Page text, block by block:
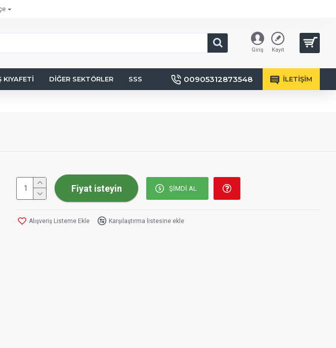
Giriş Kayıt
KIYAFETI DIĞER SEKTÖRLER SSS 00905312873548 İLETIŞIM
Fiyat isteyin ŞIMDI AL
Alışveriş Listeme Ekle Karşılaştırma listesine ekle